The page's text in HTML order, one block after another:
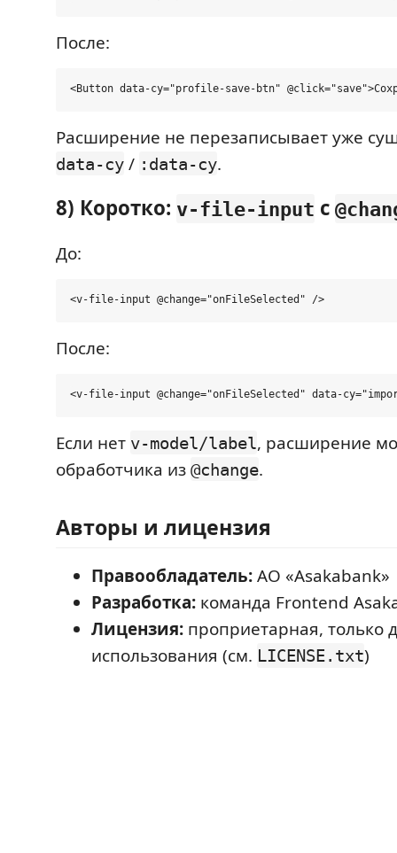
После:
Расширение не перезаписывает уже
data-cy / :data-cy.
8) Коротко: v-file-input с
До:
После:
Если нет v-model/label, расширение
обработчика из @change.
Авторы и лицензия
Правообладатель:АО «Asakabank»
Разработка: команда Frontend
Лицензия: проприетарная, только
использования (см. LICENSE.txt)